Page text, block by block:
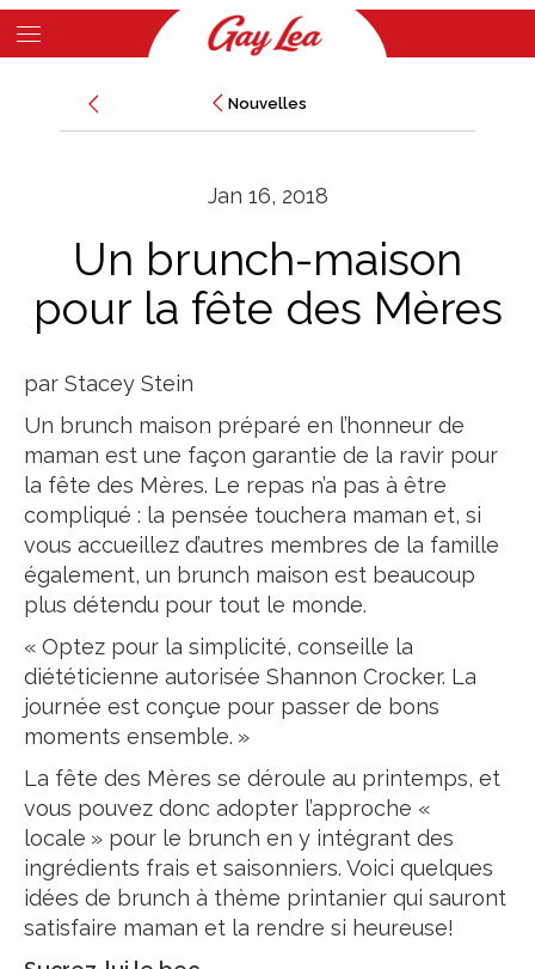
Skip
to
Nouvelles
Nouvelles
Jan 16, 2018
Un brunch-maison
pour la fête des Mères
par Stacey Stein
Un brunch maison préparé en l’honneur de
maman est une façon garantie de la ravir pour
la fête des Mères. Le repas n’a pas à être
compliqué : la pensée touchera maman et, si
vous accueillez d’autres membres de la famille
également, un brunch maison est beaucoup
plus détendu pour tout le monde.
« Optez pour la simplicité, conseille la
diététicienne autorisée Shannon Crocker. La
journée est conçue pour passer de bons
moments ensemble. »
La fête des Mères se déroule au printemps, et
vous pouvez donc adopter l’approche «
locale » pour le brunch en y intégrant des
ingrédients frais et saisonniers. Voici quelques
idées de brunch à thème printanier qui sauront
satisfaire maman et la rendre si heureuse!